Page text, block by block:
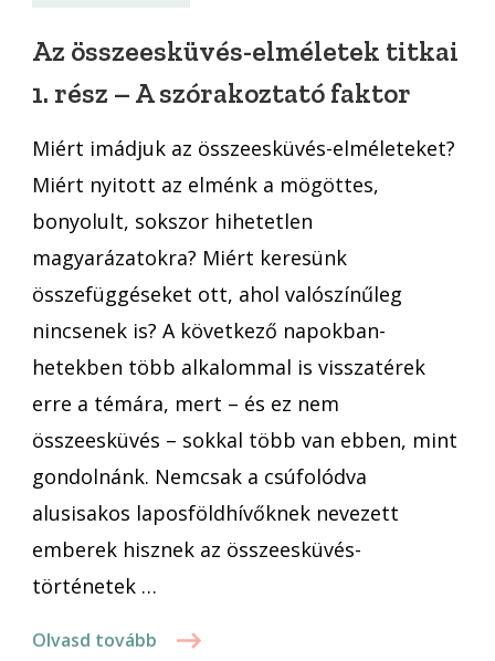
1.
rész
A
szórakoztató
Az összeesküvés-elméletek titkai
1. rész – A szórakoztató faktor
Miért imádjuk az összeesküvés-elméleteket?
Miért nyitott az elménk a mögöttes,
bonyolult, sokszor hihetetlen
magyarázatokra? Miért keresünk
összefüggéseket ott, ahol valószínűleg
nincsenek is? A következő napokban-
hetekben több alkalommal is visszatérek
erre a témára, mert – és ez nem
összeesküvés – sokkal több van ebben, mint
gondolnánk. Nemcsak a csúfolódva
alusisakos laposföldhívőknek nevezett
emberek hisznek az összeesküvés-
történetek …
Olvasd tovább